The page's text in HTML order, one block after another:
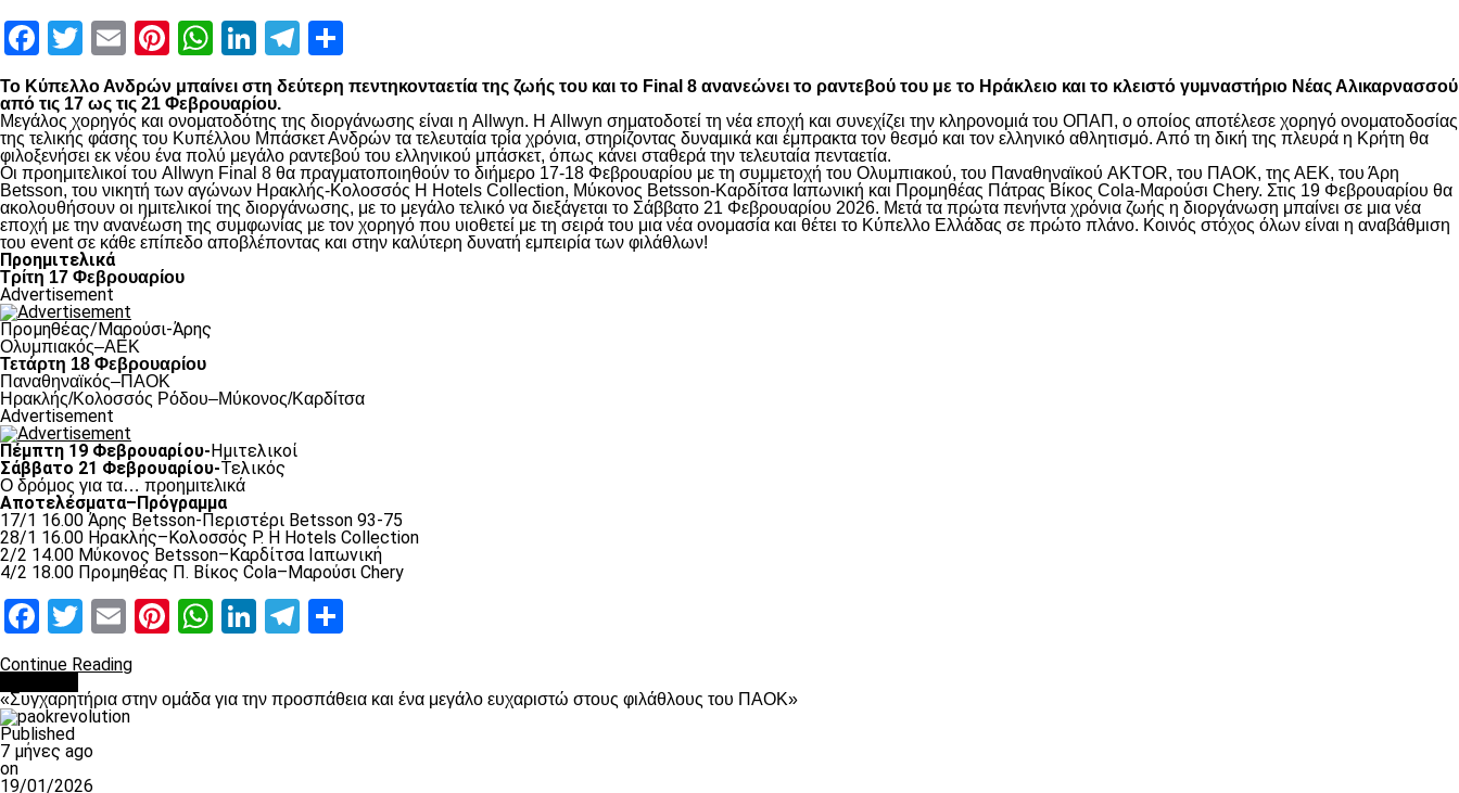
Facebook
Twitter
EmailPinterest
WhatsApp
LinkedIn
Telegram
Το Κύπελλο Ανδρών μπαίνει στη δεύτερη πεντηκονταετία της ζωής του και το Final 8 ανανεώνει το ραντεβού του με το Ηράκλειο και το κλειστό γυμναστήριο Νέας Αλικαρνασσού
από τις 17 ως τις 21 Φεβρουαρίου.
Μεγάλος χορηγός και ονοματοδότης της διοργάνωσης είναι η Allwyn. Η Allwyn σηματοδοτεί τη νέα εποχή και συνεχίζει την κληρονομιά του ΟΠΑΠ, ο οποίος αποτέλεσε χορηγό ονοματοδοσίας
της τελικής φάσης του Κυπέλλου Μπάσκετ Ανδρών τα τελευταία τρία χρόνια, στηρίζοντας δυναμικά και έμπρακτα τον θεσμό και τον ελληνικό αθλητισμό. Από τη δική της πλευρά η Κρήτη θα
φιλοξενήσει εκ νέου ένα πολύ μεγάλο ραντεβού του ελληνικού μπάσκετ, όπως κάνει σταθερά την τελευταία πενταετία.
Οι προημιτελικοί του Allwyn Final 8 θα πραγματοποιηθούν το διήμερο 17-18 Φεβρουαρίου με τη συμμετοχή του Ολυμπιακού, του Παναθηναϊκού AKTOR, του ΠΑΟΚ, της ΑΕΚ, του Άρη
Betsson, του νικητή των αγώνων Ηρακλής-Κολοσσός H Hotels Collection, Μύκονος Betsson-Καρδίτσα Ιαπωνική και Προμηθέας Πάτρας Βίκος Cola-Μαρούσι Chery. Στις 19 Φεβρουαρίου θα
ακολουθήσουν οι ημιτελικοί της διοργάνωσης, με το μεγάλο τελικό να διεξάγεται το Σάββατο 21 Φεβρουαρίου 2026. Μετά τα πρώτα πενήντα χρόνια ζωής η διοργάνωση μπαίνει σε μια νέα
εποχή με την ανανέωση της συμφωνίας με τον χορηγό που υιοθετεί με τη σειρά του μια νέα ονομασία και θέτει το Κύπελλο Ελλάδας σε πρώτο πλάνο. Κοινός στόχος όλων είναι η αναβάθμιση
του event σε κάθε επίπεδο αποβλέποντας και στην καλύτερη δυνατή εμπειρία των φιλάθλων!
Προημιτελικά
Τρίτη 17 Φεβρουαρίου
Advertisement
Προμηθέας/Μαρούσι-Άρης
Ολυμπιακός–ΑΕΚ
Τετάρτη 18 Φεβρουαρίου
Παναθηναϊκός–ΠΑΟΚ
Hρακλής/Κολοσσός Ρόδου–Μύκονος/Καρδίτσα
Advertisement
Πέμπτη 19 Φεβρουαρίου-Ημιτελικοί
Σάββατο 21 Φεβρουαρίου-Τελικός
Ο δρόμος για τα… προημιτελικά
Αποτελέσματα–Πρόγραμμα
17/1 16.00 Άρης Betsson-Περιστέρι Betsson 93-75
28/1 16.00 Ηρακλής–Κολοσσός Ρ. H Hotels Collection
2/2 14.00 Μύκονος Betsson–Καρδίτσα Ιαπωνική
4/2 18.00 Προμηθέας Π. Βίκος Cola–Μαρούσι Chery
Facebook
Twitter
EmailPinterest
WhatsApp
LinkedIn
Telegram
Continue Reading
«Συγχαρητήρια στην ομάδα για την προσπάθεια και ένα μεγάλο ευχαριστώ στους φιλάθλους του ΠΑΟΚ»
Published
7 μήνες ago
on
19/01/2026